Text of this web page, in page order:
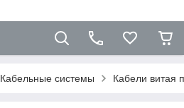
Кабельные системы Кабели витая